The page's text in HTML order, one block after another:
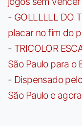
- GOLLLLLL DO
placar no fim do
- TRICOLOR
São Paulo para o
- Dispensado
São Paulo e